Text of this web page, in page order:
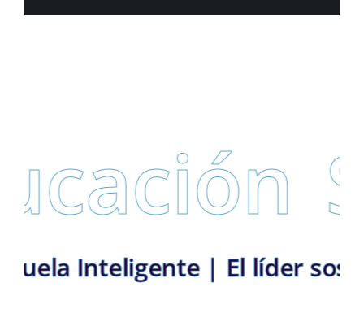
Escuela Inteligente | El
|